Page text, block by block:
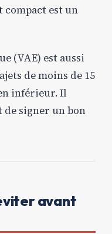
est un
(VAE) est aussi
de moins de 15
inférieur. Il
de signer un bon
avant